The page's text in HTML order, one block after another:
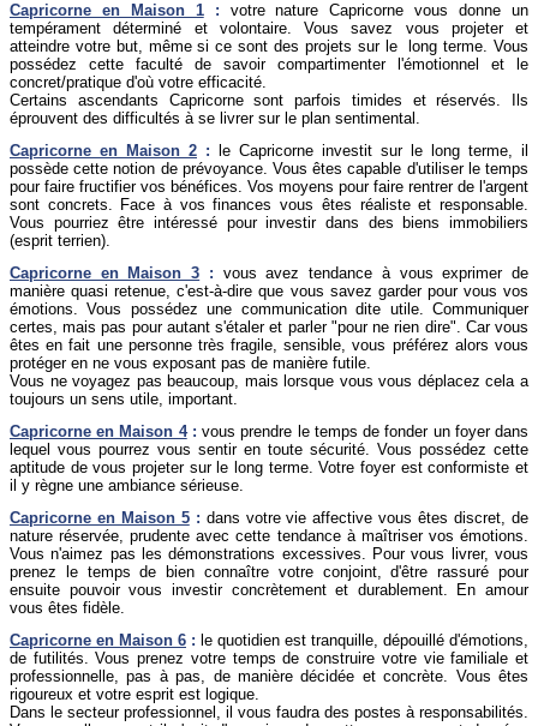
Capricorne en Maison 1: votre nature Capricorne vous donne un
tempérament déterminé et volontaire. Vous savez vous projeter et
atteindre votre but, même si ce sont des projets sur le long terme. Vous
possédez cette faculté de savoir compartimenter l'émotionnel et le
concret/pratique d'où votre efficacité.
Certains ascendants Capricorne sont parfois timides et réservés. Ils
éprouvent des difficultés à se livrer sur le plan sentimental.
Capricorne en Maison 2 : le Capricorne investit sur le long terme, il
possède cette notion de prévoyance. Vous êtes capable d'utiliser le temps
pour faire fructifier vos bénéfices. Vos moyens pour faire rentrer de l'argent
sont concrets. Face à vos finances vous êtes réaliste et responsable.
Vous pourriez être intéressé pour investir dans des biens immobiliers
(esprit terrien).
Capricorne en Maison 3 : vous avez tendance à vous exprimer de
manière quasi retenue, c'est-à-dire que vous savez garder pour vous vos
émotions. Vous possédez une communication dite utile. Communiquer
certes, mais pas pour autant s'étaler et parler "pour ne rien dire". Car vous
êtes en fait une personne très fragile, sensible, vous préférez alors vous
protéger en ne vous exposant pas de manière futile.
Vous ne voyagez pas beaucoup, mais lorsque vous vous déplacez cela a
toujours un sens utile, important.
Capricorne en Maison 4: vous prendre le temps de fonder un foyer dans
lequel vous pourrez vous sentir en toute sécurité. Vous possédez cette
aptitude de vous projeter sur le long terme. Votre foyer est conformiste et
il y règne une ambiance sérieuse.
Capricorne en Maison 5: dans votre vie affective vous êtes discret, de
nature réservée, prudente avec cette tendance à maîtriser vos émotions.
Vous n'aimez pas les démonstrations excessives. Pour vous livrer, vous
prenez le temps de bien connaître votre conjoint, d'être rassuré pour
ensuite pouvoir vous investir concrètement et durablement. En amour
vous êtes fidèle.
Capricorne en Maison 6 : le quotidien est tranquille, dépouillé d'émotions,
de futilités. Vous prenez votre temps de construire votre vie familiale et
professionnelle, pas à pas, de manière décidée et concrète. Vous êtes
rigoureux et votre esprit est logique.
Dans le secteur professionnel, il vous faudra des postes à responsabilités.